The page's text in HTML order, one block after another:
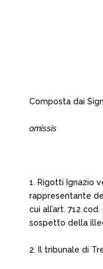
Composta dai
omissis
1. Rigotti Ignazio
rappresentante
cui all’art. 712
sospetto della
2. Il tribunale di